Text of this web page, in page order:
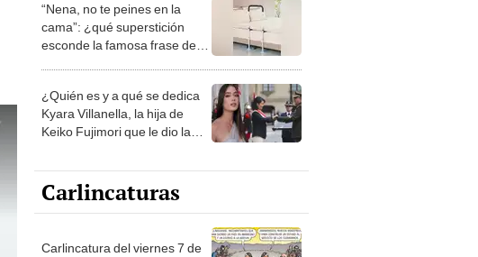
“Nena, no te peines en la
cama”: ¿qué superstición
esconde la famosa frase de
¿Quién es y a qué se dedica
Kyara Villanella, la hija de
Keiko Fujimori que le dio la
Carlincaturas
Carlincatura del viernes 7 de